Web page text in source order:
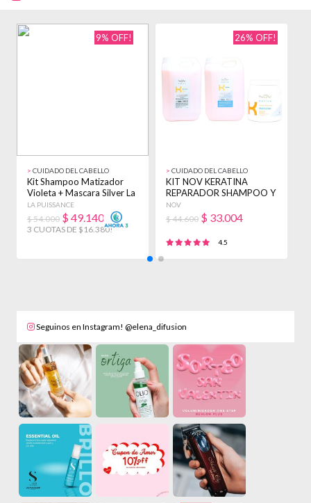
9% OFF!
> CUIDADO DEL CABELLO
Kit Shampoo Matizador
Violeta + Mascara Silver La
Puissance
LA PUISSANCE
$ 54.000 $ 49.140
3 CUOTAS DE $16.380!
26% OFF!
> CUIDADO DEL CABELLO
KIT NOV KERATINA
REPARADOR SHAMPOO Y
ENJUAGUE 3900ML +
BAÑO
NOV
$ 44.600 $ 33.004
4.5
Seguinos en Instagram! @elena_difusion